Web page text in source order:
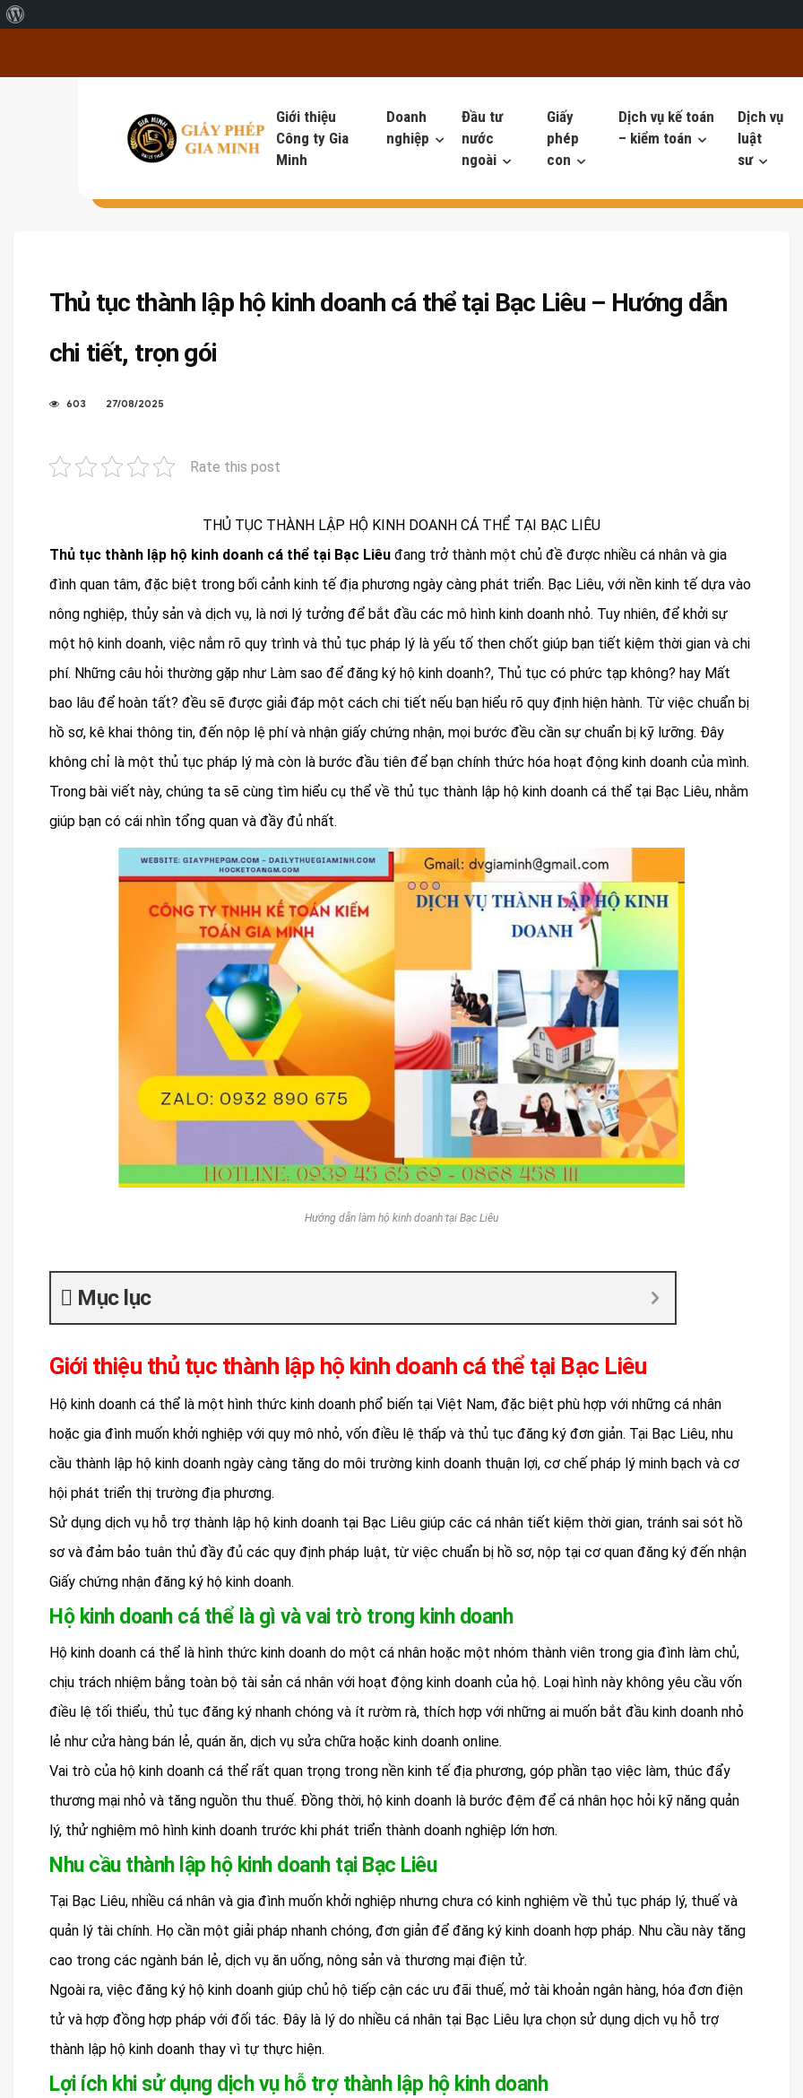
Giới thiệu
Công ty Gia
Minh
Doanh
nghiệp
Đầu tư
nước
ngoài
Giấy
phép
con
Dịch vụ kế toán
– kiểm toán
Dịch vụ
luật
sư
Thủ tục thành lập hộ kinh doanh cá thể tại Bạc Liêu – Hướng dẫn
chi tiết, trọn gói
603 27/08/2025
Rate this post
THỦ TỤC THÀNH LẬP HỘ KINH DOANH CÁ THỂ TẠI BẠC LIÊU
Thủ tục thành lập hộ kinh doanh cá thể tại Bạc Liêu đang trở thành một chủ đề được nhiều cá nhân và gia
đình quan tâm, đặc biệt trong bối cảnh kinh tế địa phương ngày càng phát triển. Bạc Liêu, với nền kinh tế dựa vào
nông nghiệp, thủy sản và dịch vụ, là nơi lý tưởng để bắt đầu các mô hình kinh doanh nhỏ. Tuy nhiên, để khởi sự
một hộ kinh doanh, việc nắm rõ quy trình và thủ tục pháp lý là yếu tố then chốt giúp bạn tiết kiệm thời gian và chi
phí. Những câu hỏi thường gặp như Làm sao để đăng ký hộ kinh doanh?, Thủ tục có phức tạp không? hay Mất
bao lâu để hoàn tất? đều sẽ được giải đáp một cách chi tiết nếu bạn hiểu rõ quy định hiện hành. Từ việc chuẩn bị
hồ sơ, kê khai thông tin, đến nộp lệ phí và nhận giấy chứng nhận, mọi bước đều cần sự chuẩn bị kỹ lưỡng. Đây
không chỉ là một thủ tục pháp lý mà còn là bước đầu tiên để bạn chính thức hóa hoạt động kinh doanh của mình.
Trong bài viết này, chúng ta sẽ cùng tìm hiểu cụ thể về thủ tục thành lập hộ kinh doanh cá thể tại Bạc Liêu, nhằm
giúp bạn có cái nhìn tổng quan và đầy đủ nhất.
Hướng dẫn làm hộ kinh doanh tại Bạc Liêu
Mục lục
Giới thiệu thủ tục thành lập hộ kinh doanh cá thể tại Bạc Liêu
Hộ kinh doanh cá thể là một hình thức kinh doanh phổ biến tại Việt Nam, đặc biệt phù hợp với những cá nhân
hoặc gia đình muốn khởi nghiệp với quy mô nhỏ, vốn điều lệ thấp và thủ tục đăng ký đơn giản. Tại Bạc Liêu, nhu
cầu thành lập hộ kinh doanh ngày càng tăng do môi trường kinh doanh thuận lợi, cơ chế pháp lý minh bạch và cơ
hội phát triển thị trường địa phương.
Sử dụng dịch vụ hỗ trợ thành lập hộ kinh doanh tại Bạc Liêu giúp các cá nhân tiết kiệm thời gian, tránh sai sót hồ
sơ và đảm bảo tuân thủ đầy đủ các quy định pháp luật, từ việc chuẩn bị hồ sơ, nộp tại cơ quan đăng ký đến nhận
Giấy chứng nhận đăng ký hộ kinh doanh.
Hộ kinh doanh cá thể là gì và vai trò trong kinh doanh
Hộ kinh doanh cá thể là hình thức kinh doanh do một cá nhân hoặc một nhóm thành viên trong gia đình làm chủ,
chịu trách nhiệm bằng toàn bộ tài sản cá nhân với hoạt động kinh doanh của hộ. Loại hình này không yêu cầu vốn
điều lệ tối thiểu, thủ tục đăng ký nhanh chóng và ít rườm rà, thích hợp với những ai muốn bắt đầu kinh doanh nhỏ
lẻ như cửa hàng bán lẻ, quán ăn, dịch vụ sửa chữa hoặc kinh doanh online.
Vai trò của hộ kinh doanh cá thể rất quan trọng trong nền kinh tế địa phương, góp phần tạo việc làm, thúc đẩy
thương mại nhỏ và tăng nguồn thu thuế. Đồng thời, hộ kinh doanh là bước đệm để cá nhân học hỏi kỹ năng quản
lý, thử nghiệm mô hình kinh doanh trước khi phát triển thành doanh nghiệp lớn hơn.
Nhu cầu thành lập hộ kinh doanh tại Bạc Liêu
Tại Bạc Liêu, nhiều cá nhân và gia đình muốn khởi nghiệp nhưng chưa có kinh nghiệm về thủ tục pháp lý, thuế và
quản lý tài chính. Họ cần một giải pháp nhanh chóng, đơn giản để đăng ký kinh doanh hợp pháp. Nhu cầu này tăng
cao trong các ngành bán lẻ, dịch vụ ăn uống, nông sản và thương mại điện tử.
Ngoài ra, việc đăng ký hộ kinh doanh giúp chủ hộ tiếp cận các ưu đãi thuế, mở tài khoản ngân hàng, hóa đơn điện
tử và hợp đồng hợp pháp với đối tác. Đây là lý do nhiều cá nhân tại Bạc Liêu lựa chọn sử dụng dịch vụ hỗ trợ
thành lập hộ kinh doanh thay vì tự thực hiện.
Lợi ích khi sử dụng dịch vụ hỗ trợ thành lập hộ kinh doanh